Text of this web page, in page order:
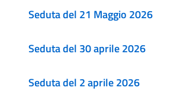
Seduta del 21 Maggio 2026
Seduta del 30 aprile 2026
Seduta del 2 aprile 2026